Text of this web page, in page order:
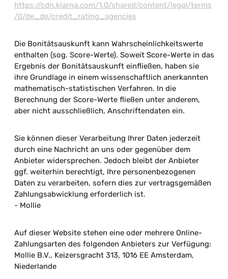
https://cdn.klarna.com/1.0/shared/content/legal/terms
/0/de_de/credit_rating_agencies
Die Bonitätsauskunft kann Wahrscheinlichkeitswerte
enthalten (sog. Score-Werte). Soweit Score-Werte in das
Ergebnis der Bonitätsauskunft einfließen, haben sie
ihre Grundlage in einem wissenschaftlich anerkannten
mathematisch-statistischen Verfahren. In die
Berechnung der Score-Werte fließen unter anderem,
aber nicht ausschließlich, Anschriftendaten ein.
Sie können dieser Verarbeitung Ihrer Daten jederzeit
durch eine Nachricht an uns oder gegenüber dem
Anbieter widersprechen. Jedoch bleibt der Anbieter
ggf. weiterhin berechtigt, Ihre personenbezogenen
Daten zu verarbeiten, sofern dies zur vertragsgemäßen
Zahlungsabwicklung erforderlich ist.
- Mollie
Auf dieser Website stehen eine oder mehrere Online-
Zahlungsarten des folgenden Anbieters zur Verfügung:
Mollie B.V., Keizersgracht 313, 1016 EE Amsterdam,
Niederlande